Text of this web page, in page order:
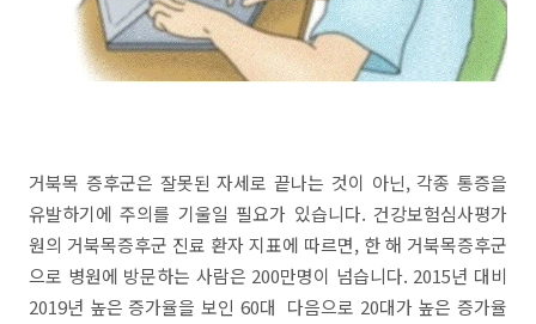
거북목 증후군은 잘못된 자세로 끝나는 것이 아닌, 각종 통증을
유발하기에 주의를 기울일 필요가 있습니다. 건강보험심사평가
원의 거북목증후군 진료 환자 지표에 따르면, 한 해 거북목증후군
으로 병원에 방문하는 사람은 200만명이 넘습니다. 2015년 대비
2019년 높은 증가율을 보인 60대 다음으로 20대가 높은 증가율